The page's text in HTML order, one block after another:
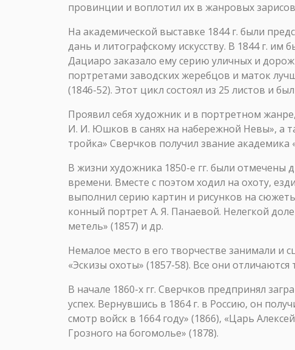
провинции и воплотил их в жанровых
На академической выставке 1844 г. были
дань и литографскому искусству. В 1844 г. им
Дациаро заказало ему серию уличных и
портретами заводских жеребцов и маток
(1846-52). Этот цикл состоял из 25 листов и
Проявил себя художник и в портретном
И. И. Юшков в санях на набережной Невы», а
тройка» Сверчков получил звание
В жизни художника 1850-е гг. были отмечены
времени. Вместе с поэтом ходил на охоту,
выполнил серию картин и рисунков на
конный портрет А. Я. Панаевой. Нелегкой
метель» (1857) и др.
Немалое место в его творчестве занимали и
«Эскизы охоты» (1857-58). Все они
В начале 1860-х гг. Сверчков предпринял
успех. Вернувшись в 1864 г. в Россию, он
смотр войск в 1664 году» (1866), «Царь
Грозного на богомолье» (1878).